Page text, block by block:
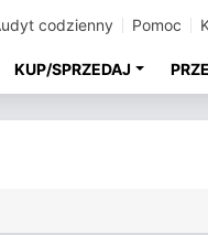
codzienny Pomoc
KUP/SPRZEDAJ